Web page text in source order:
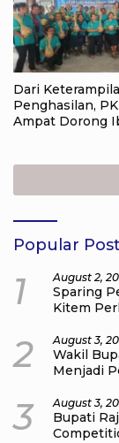
Dari
Penghasilan,
Ampat Dorong
Popular Post
1 August 2,
Sparing
Kitem
2 August 3,
Wakil
Menjadi
3 August 3,
Bupati